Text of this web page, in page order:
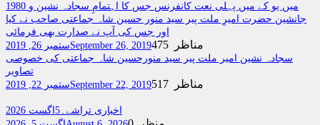
1980 میں یو کے میں پہلی نعت کانفرنس جس کا اہتمامِ سجادہ نشین و
جانشین حضرت امیرِ ملت پیر سید منور حسین شاہ جماعتی صاحب نے کیا
اور جس کی آپ نے صدارت بھی فرمائی
ستمبر 26, 2019September 26, 2019 475 مناظر
سجادہ نشین امیر ملت پیر سید منورحسین شاہ جماعتی کی خصوصی
تصاویر
ستمبر 22, 2019September 22, 2019 517 مناظر
اخباری تراشے۔5اگست 2026